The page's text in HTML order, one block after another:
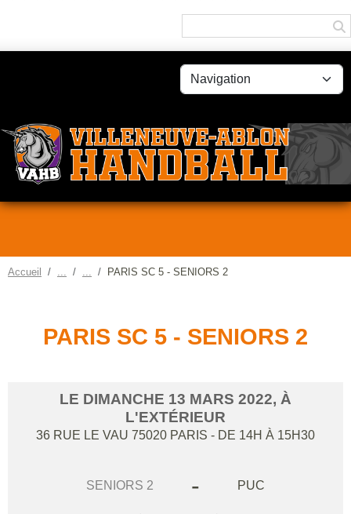
Accueil PARIS SC 5 - SENIORS 2
PARIS SC 5 - SENIORS 2
LE DIMANCHE 13 MARS 2022, À
L'EXTÉRIEUR
36 RUE LE VAU 75020 PARIS - DE 14H À 15H30
SENIORS 2 - PUC